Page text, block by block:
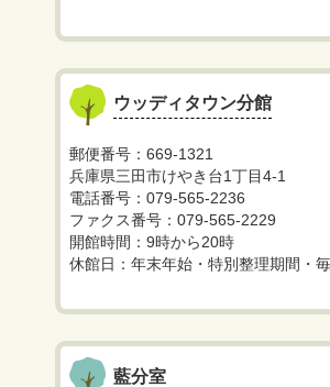
ウッディタウン分館
郵便番号：669-1321
兵庫県三田市けやき台1丁目4-1
電話番号：079-565-2236
ファクス番号：079-565-2229
開館時間：9時から20時
休館日：年末年始・特別整理期間・
藍分室